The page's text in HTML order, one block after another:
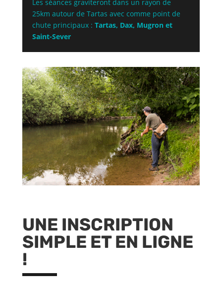
Les séances graviteront dans un rayon de
25km autour de Tartas avec comme point de
chute principaux : Tartas, Dax, Mugron et
Saint-Sever
UNE INSCRIPTION
SIMPLE ET EN LIGNE
!